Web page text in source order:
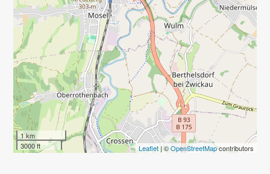
1 km
3000 ft
Leaflet| ©OpenStreetMapcontributors